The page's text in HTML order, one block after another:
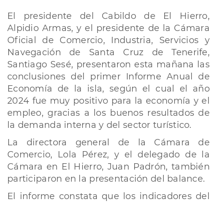
El presidente del Cabildo de El Hierro,
Alpidio Armas, y el presidente de la Cámara
Oficial de Comercio, Industria, Servicios y
Navegación de Santa Cruz de Tenerife,
Santiago Sesé, presentaron esta mañana las
conclusiones del primer Informe Anual de
Economía de la isla, según el cual el año
2024 fue muy positivo para la economía y el
empleo, gracias a los buenos resultados de
la demanda interna y del sector turístico.
La directora general de la Cámara de
Comercio, Lola Pérez, y el delegado de la
Cámara en El Hierro, Juan Padrón, también
participaron en la presentación del balance.
El informe constata que los indicadores del